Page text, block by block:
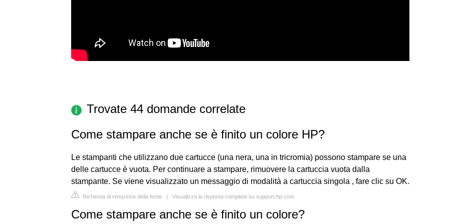
Trovate 44 domande correlate
Come stampare anche se è finito un colore HP?
Le stampanti che utilizzano due cartucce (una nera, una in tricromia) possono stampare se una
delle cartucce è vuota. Per continuare a stampare, rimuovere la cartuccia vuota dalla
stampante. Se viene visualizzato un messaggio di modalità a cartuccia singola , fare clic su OK.
Richiesta di rimozione della fonte | Visualizza la risposta completa su support.hp.com
Come stampare anche se è finito un colore?